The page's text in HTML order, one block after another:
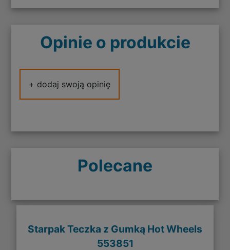
Opinie o produkcie
+ dodaj swoją opinię
Polecane
Starpak Teczka z Gumką Hot Wheels
553851